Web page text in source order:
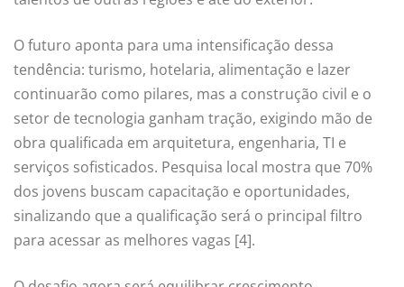
O futuro aponta para uma intensificação dessa
tendência: turismo, hotelaria, alimentação e lazer
continuarão como pilares, mas a construção civil e o
setor de tecnologia ganham tração, exigindo mão de
obra qualificada em arquitetura, engenharia, TI e
serviços sofisticados. Pesquisa local mostra que 70%
dos jovens buscam capacitação e oportunidades,
sinalizando que a qualificação será o principal filtro
para acessar as melhores vagas [4].